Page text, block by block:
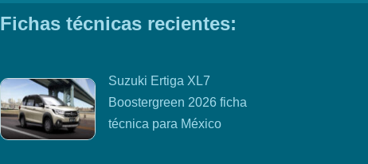
Fichas técnicas recientes:
Suzuki Ertiga XL7
Boostergreen 2026 ficha
técnica para México